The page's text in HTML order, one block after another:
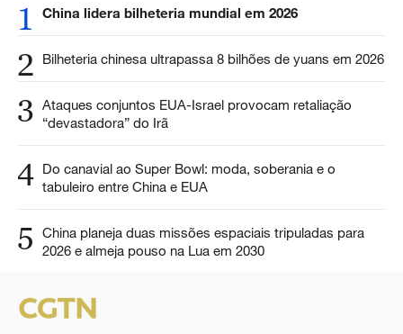
1 China lidera bilheteria mundial em 2026
2 Bilheteria chinesa ultrapassa 8 bilhões de yuans em 2026
3 Ataques conjuntos EUA-Israel provocam retaliação
“devastadora” do Irã
4 Do canavial ao Super Bowl: moda, soberania e o
tabuleiro entre China e EUA
5
China planeja duas missões espaciais tripuladas para
2026 e almeja pouso na Lua em 2030